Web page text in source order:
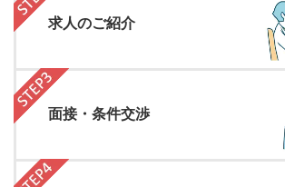
求人のご紹介
面接・条件交渉